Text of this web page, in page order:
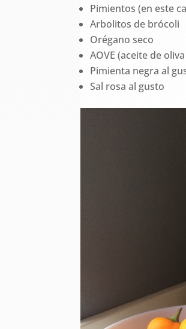
Pimientos (en este
Arbolitos de brócoli
Orégano seco
AOVE (aceite de
Pimienta negra al
Sal rosa al gusto